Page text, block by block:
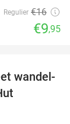
Regulier €16
€9,95
34%
wandel-